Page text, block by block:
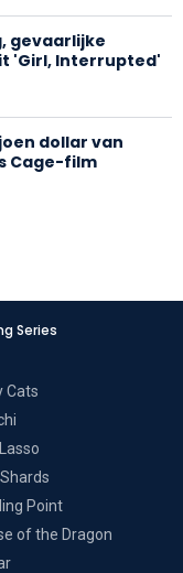
gevaarlijke
'Girl, Interrupted'
dollar van
Cage-film
Series
Cats
Point
of the Dragon